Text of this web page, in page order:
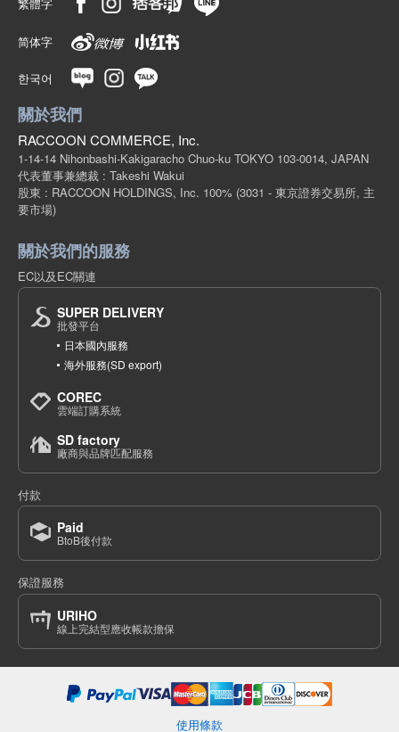
简体字
한국어
關於我們
RACCOON COMMERCE, Inc.
1-14-14 Nihonbashi-Kakigaracho Chuo-ku TOKYO 103-0014, JAPAN
代表董事兼總裁 : Takeshi Wakui
股東 : RACCOON HOLDINGS, Inc. 100% (3031 - 東京證券交易所, 主
要市場)
關於我們的服務
EC以及EC關連
SUPER DELIVERY
批發平台
日本國內服務
海外服務(SD export)
COREC
雲端訂購系統
SD factory
廠商與品牌匹配服務
付款
Paid
BtoB後付款
保證服務
URIHO
線上完結型應收帳款擔保
使用條款